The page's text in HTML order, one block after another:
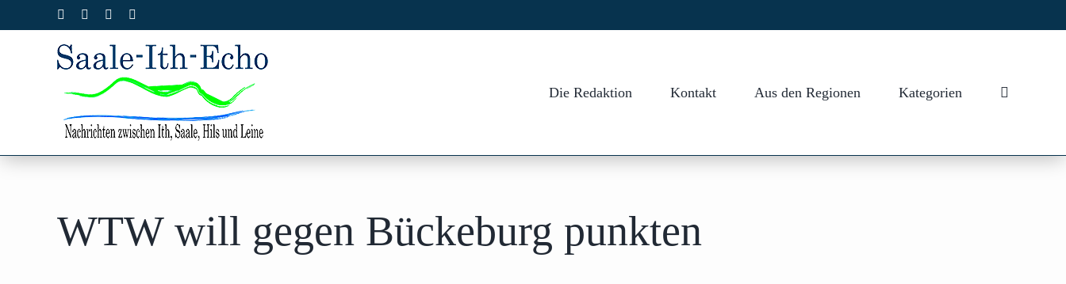
Inhalt
Facebook Instagram
Die Redaktion Kontakt Aus den Regionen Kategorien
WTW will gegen Bückeburg punkten